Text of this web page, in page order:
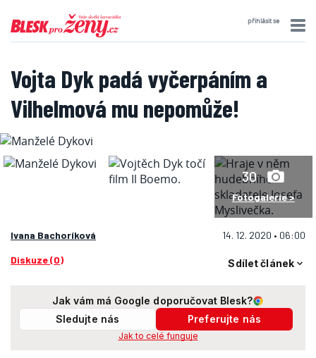
přihlásit se
Vojta Dyk padá vyčerpáním a
Vilhelmová mu nepomůže!
30
Fotogalerie >
Ivana Bachoríková 14. 12. 2020 • 06:00
Diskuze (0) Sdílet článek
Jak vám má Google doporučovat Blesk?
Sledujte nás
Preferujte nás
Jak to celé funguje